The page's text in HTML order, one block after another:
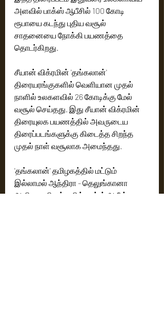
அளவில் பாக்ஸ் ஆபீசில் 100 கோடி
ரூபாயை கடந்து புதிய வசூல்
சாதனையை நோக்கி பயணத்தை
தொடர்கிறது.
சீயான் விக்ரமின் 'தங்கலான்'
திரையரங்குகளில் வெளியான முதல்
நாளில் உலகளவில் 26 கோடிக்கு மேல்
வசூல் செய்தது. இது சீயான் விக்ரமின்
திரையுலக பயணத்தில் அவருடைய
திரைப்படங்களுக்கு கிடைத்த சிறந்த
முதல் நாள் வசூலாக அமைந்தது.
'தங்கலான்' தமிழகத்தில் மட்டும்
இல்லாமல் ஆந்திரா - தெலுங்கானா
ஆகிய மாநிலங்களில் பாக்ஸ் ஆபீஸ்